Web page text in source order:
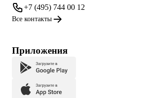
+7 (495) 744 00 12
Все контакты
Приложения